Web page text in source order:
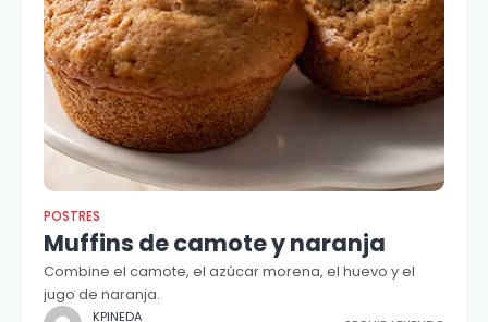
POSTRES
Muffins de camote y naranja
Combine el camote, el azúcar morena, el huevo y el
jugo de naranja.
KPINEDA